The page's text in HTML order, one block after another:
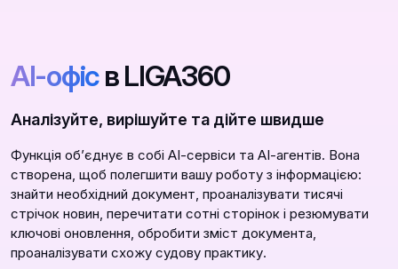
АІ-офісв LIGA360
Аналізуйте, вирішуйте та дійте швидше
Функція обʼєднує в собі АІ-сервіси та АІ-агентів. Вона
створена, щоб полегшити вашу роботу з інформацією:
знайти необхідний документ, проаналізувати тисячі
стрічок новин, перечитати сотні сторінок і резюмувати
ключові оновлення, обробити зміст документа,
проаналізувати схожу судову практику.